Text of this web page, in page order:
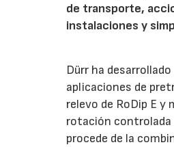
de transporte,
instalaciones y
Dürr ha
aplicaciones de
relevo de RoDip E
rotación controlada
procede de la